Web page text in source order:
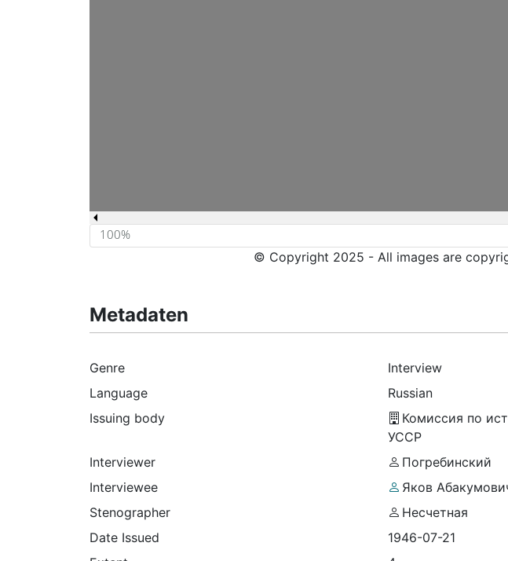
© Copyright 2025 - All images are
Metadaten
Genre
Interview
Language
Russian
Issuing body
Комиссия по
УССР
Interviewer
Погребинский
Interviewee
Яков
Stenographer
Несчетная
Date Issued
1946-07-21